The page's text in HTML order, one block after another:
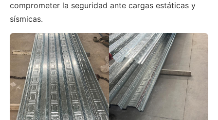
comprometer la seguridad ante cargas estáticas y
sísmicas.